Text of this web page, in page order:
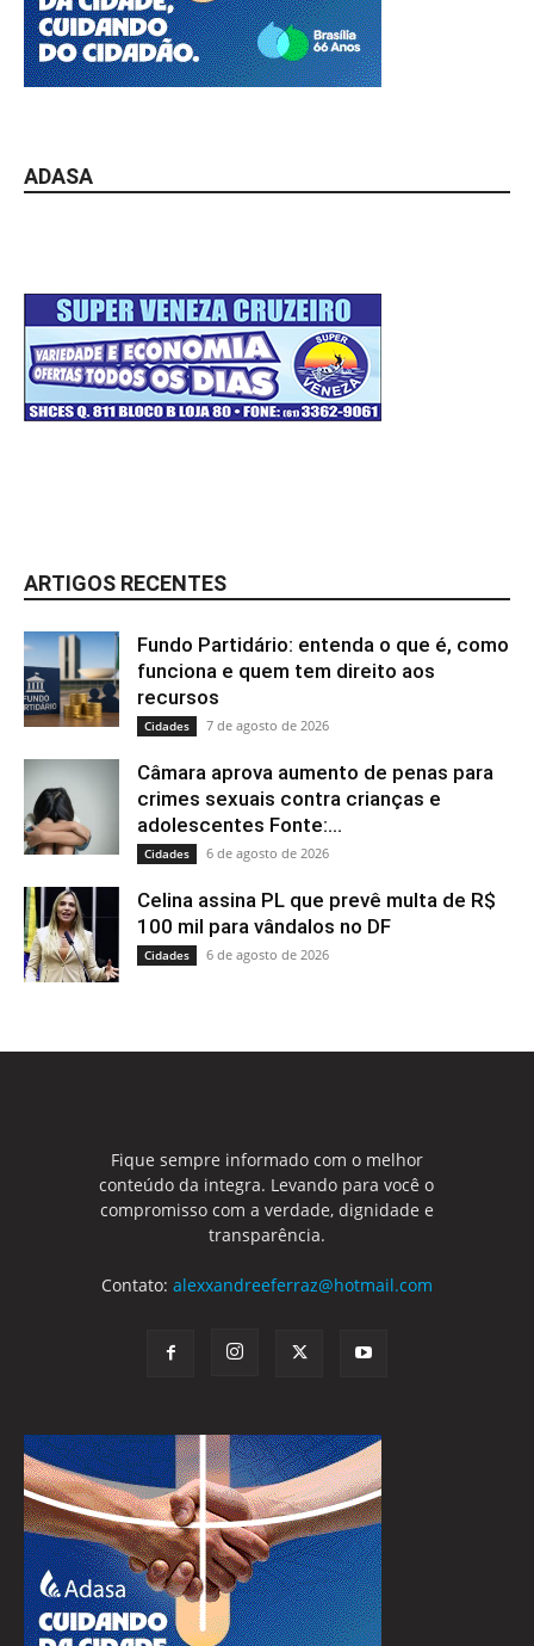
ADASA
ARTIGOS RECENTES
Fundo Partidário: entenda o que é, como
funciona e quem tem direito aos
recursos
Cidades 7 de agosto de 2026
Câmara aprova aumento de penas para
crimes sexuais contra crianças e
adolescentes Fonte:...
Cidades 6 de agosto de 2026
Celina assina PL que prevê multa de R$
100 mil para vândalos no DF
Cidades 6 de agosto de 2026
Fique sempre informado com o melhor
conteúdo da integra. Levando para você o
compromisso com a verdade, dignidade e
transparência.
Contato: alexxandreeferraz@hotmail.com